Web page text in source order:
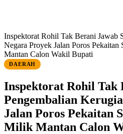
Inspektorat Rohil Tak Berani Jawab
Negara Proyek Jalan Poros
Mantan Calon Wakil Bupati
DAERAH
Inspektorat Rohil Tak
Pengembalian
Jalan Poros Pekaitan
Milik Mantan Calon